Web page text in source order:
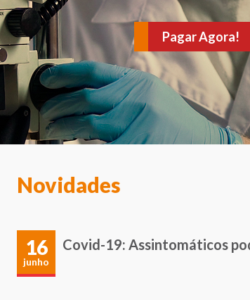
Para avaliações e
várias doenças. Agende
Novidades
16
junho
Covid-19: Assintomáticos